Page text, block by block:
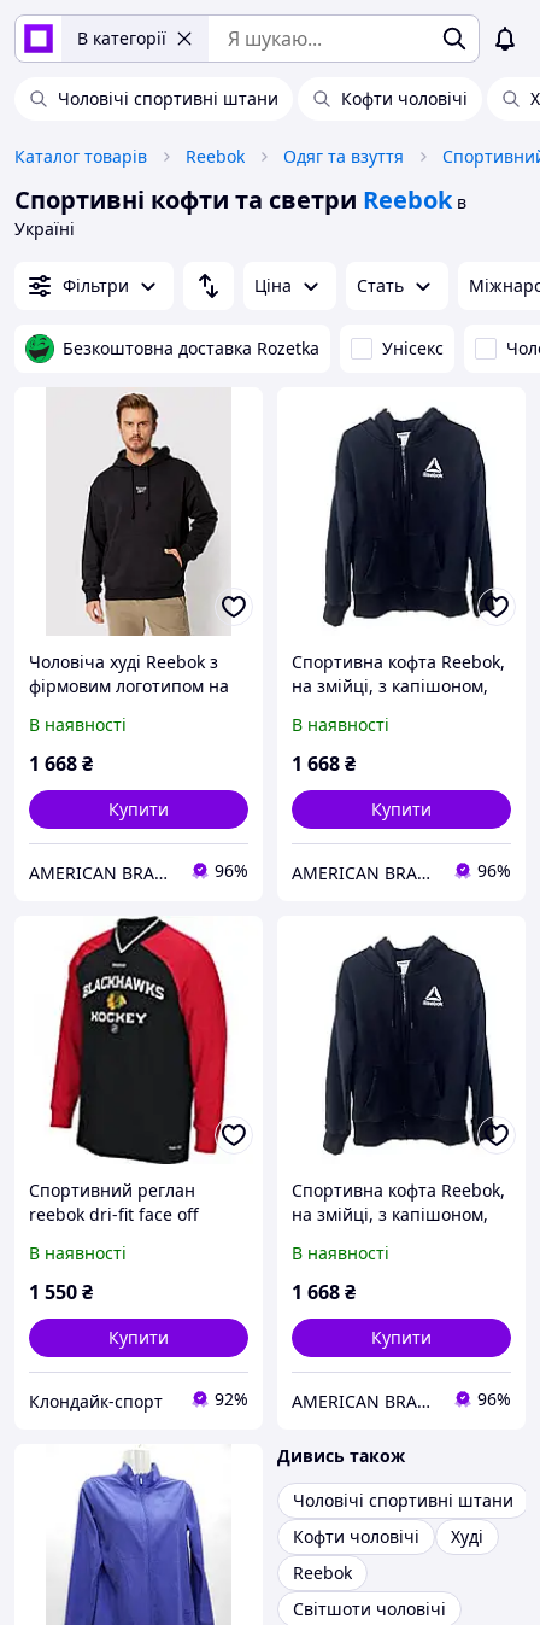
В категорії
Чоловічі спортивні штани Кофти чоловічі
Каталог товарів Reebok Одяг та взуття
Спортивні кофти та светри Reebok в
Україні
Фільтри Ціна Стать
Безкоштовна доставка Rozetka Унісекс
Чоловіча худі Reebok з
фірмовим логотипом на
чорний, розмір 2XL
В наявності
1 668₴
Купити
AMERICAN BRANDS 96%
Спортивна кофта Reebok,
на змійці, з капішоном,
M
В наявності
1 668₴
Купити
AMERICAN BRANDS 96%
Спортивний реглан
reebok dri-fit face off
В наявності
1 550₴
Купити
Клондайк-спорт 92%
Спортивна кофта Reebok,
на змійці, з капішоном,
XL
В наявності
1 668₴
Купити
AMERICAN BRANDS 96%
Дивись також
Чоловічі спортивні штани
Кофти чоловічі
Худі
Reebok
Світшоти чоловічі